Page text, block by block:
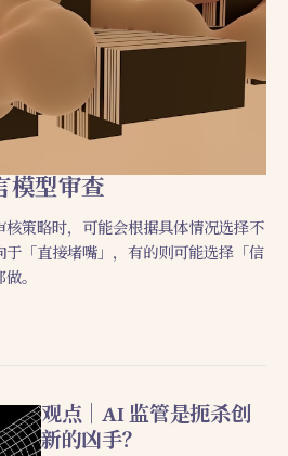
模型审查
策略时，可能会根据具体情况选择不
于「直接堵嘴」，有的则可能选择「信
。
观点｜AI 监管是扼杀创
新的凶手？